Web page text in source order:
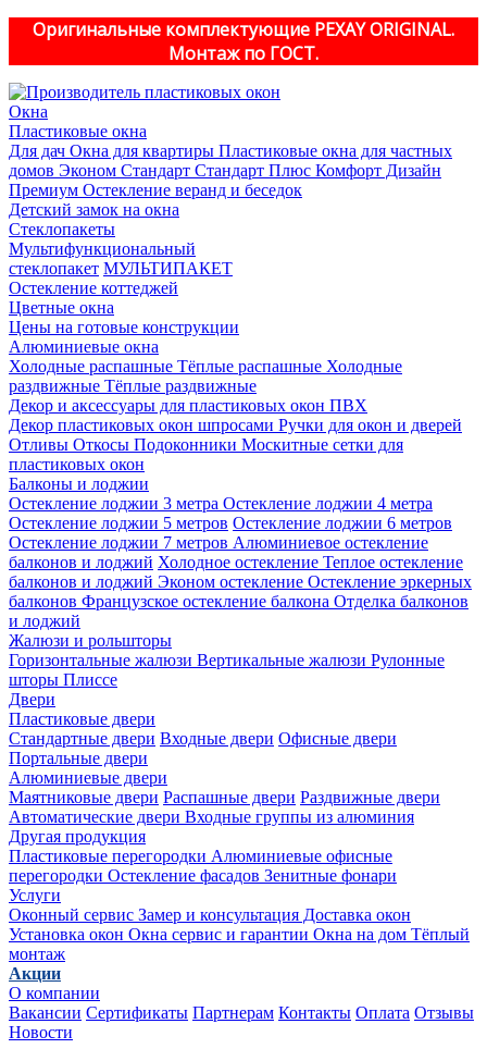
Оригинальные комплектующие PEXAY ORIGINAL.
Монтаж по ГОСТ.
Окна
Пластиковые окна
Для дач Окна для квартиры Пластиковые окна для частных
домов Эконом Стандарт Стандарт Плюс Комфорт Дизайн
Премиум Остекление веранд и беседок
Детский замок на окна
Стеклопакеты
Мультифункциональный
стеклопакет МУЛЬТИПАКЕТ
Остекление коттеджей
Цветные окна
Цены на готовые конструкции
Алюминиевые окна
Холодные распашные Тёплые распашные Холодные
раздвижные Тёплые раздвижные
Декор и аксессуары для пластиковых окон ПВХ
Декор пластиковых окон шпросами Ручки для окон и дверей
Отливы Откосы Подоконники Москитные сетки для
пластиковых окон
Балконы и лоджии
Остекление лоджии 3 метра Остекление лоджии 4 метра
Остекление лоджии 5 метров Остекление лоджии 6 метров
Остекление лоджии 7 метров Алюминиевое остекление
балконов и лоджий Холодное остекление Теплое остекление
балконов и лоджий Эконом остекление Остекление эркерных
балконов Французское остекление балкона Отделка балконов
и лоджий
Жалюзи и рольшторы
Горизонтальные жалюзи Вертикальные жалюзи Рулонные
шторы Плиссе
Двери
Пластиковые двери
Стандартные двери Входные двери Офисные двери
Портальные двери
Алюминиевые двери
Маятниковые двери Распашные двери Раздвижные двери
Автоматические двери Входные группы из алюминия
Другая продукция
Пластиковые перегородки Алюминиевые офисные
перегородки Остекление фасадов Зенитные фонари
Услуги
Оконный сервис Замер и консультация Доставка окон
Установка окон Окна сервис и гарантии Окна на дом Тёплый
монтаж
Акции
О компании
Вакансии Сертификаты Партнерам Контакты Оплата Отзывы
Новости